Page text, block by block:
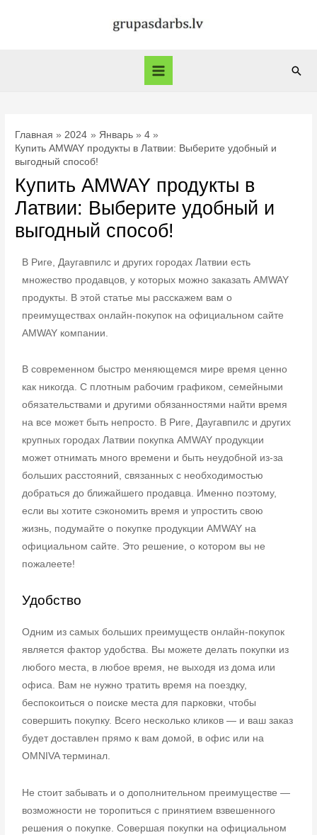
Главная 2024 Январь
4
Купить AMWAY продукты в Латвии: Выберите удобный и
выгодный способ!
Купить AMWAY продукты в
Латвии: Выберите удобный и
выгодный способ!
В Риге, Даугавпилс и других городах Латвии есть
множество продавцов, у которых можно заказать AMWAY
продукты. В этой статье мы расскажем вам о
преимуществах онлайн-покупок на официальном сайте
AMWAY компании.
В современном быстро меняющемся мире время ценно
как никогда. С плотным рабочим графиком, семейными
обязательствами и другими обязанностями найти время
на все может быть непросто. В Риге, Даугавпилс и других
крупных городахЛатвии покупка AMWAY продукции
может отнимать много времени и быть неудобной из-за
больших расстояний, связанных с необходимостью
добраться до ближайшего продавца. Именно поэтому,
если вы хотите сэкономить время и упростить свою
жизнь, подумайте о покупке продукции AMWAY на
официальном сайте. Это решение, о котором вы не
пожалеете!
Удобство
Одним из самых больших преимуществ онлайн-покупок
является фактор удобства. Вы можете делать покупки из
любого места, в любое время, не выходя из дома или
офиса. Вам не нужно тратить время на поездку,
беспокоиться о поиске места для парковки, чтобы
совершить покупку. Всего несколько кликов — и ваш заказ
будет доставлен прямо к вам домой, в офис или на
OMNIVA терминал.
Не стоит забывать и о дополнительном преимуществе —
возможности не торопиться с принятием взвешенного
решения о покупке. Совершая покупки на официальном